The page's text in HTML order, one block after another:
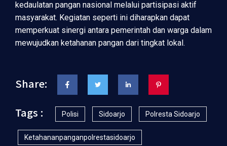
kedaulatan pangan nasional melalui partisipasi aktif
masyarakat. Kegiatan seperti ini diharapkan dapat
memperkuat sinergi antara pemerintah dan warga dalam
mewujudkan ketahanan pangan dari tingkat lokal.
Share:
Tags :
Polisi Sidoarjo Polresta Sidoarjo
Ketahananpanganpolrestasidoarjo